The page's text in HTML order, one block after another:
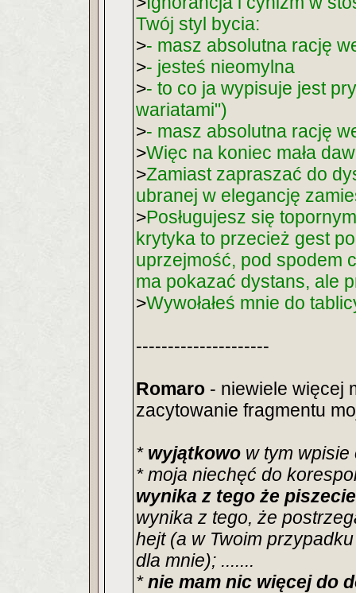
Twój styl bycia:
>- masz absolutna rację
>- jesteś nieomylna
>- to co ja wypisuje jest
wariatami")
>- masz absolutna rację
>Więc na koniec mała
>Zamiast zapraszać do
ubranej w elegancję
>Posługujesz się
krytyka to przecież gest
uprzejmość, pod spodem
ma pokazać dystans, ale
>Wywołałeś mnie do
---------------------
Romaro - niewiele więcej
zacytowanie fragmentu
* wyjątkowo w tym wpisie
* moja niechęć do
wynika z tego że
wynika z tego, że
hejt (a w Twoim
dla mnie); .......
*nie mam nic więcej do